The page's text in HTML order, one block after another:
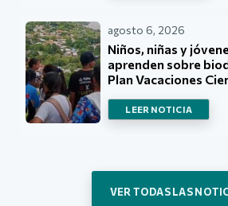
agosto 6, 2026
Niños, niñas y
aprenden sobre
Plan Vacaciones
LEER NOTICIA
VER TODAS LAS